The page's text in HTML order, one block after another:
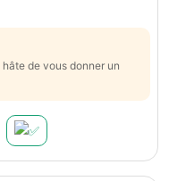
de vous donner un